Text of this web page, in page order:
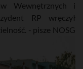
Wewnętrznych i
RP wręczył
- pisze NOSG